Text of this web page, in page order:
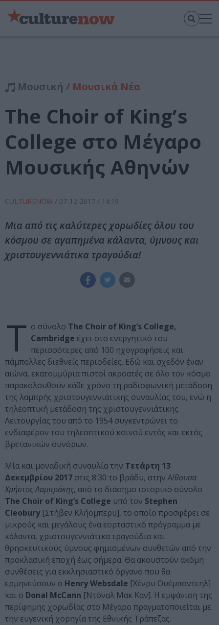
Μουσική / Μουσικά Νέα
The Choir of King’s
College στο Μέγαρο
Μουσικής Αθηνών
CULTURENOW / 07-12-2017 / 14:19
Μια από τις καλύτερες χορωδίες όλου του
κόσμου σε αγαπημένα κάλαντα, ύμνους και
χριστουγεννιάτικα τραγούδια!
Τ ο σύνολο Τhe Choir of King’s College,
Cambridge έχει στο ενεργητικό του
περισσότερες από 100 ηχογραφήσεις και
πάμπολλες διεθνείς περιοδείες. Εδώ και σχεδόν έναν
αιώνα, εκατομμύρια πιστοί ακροατές σε όλο τον κόσμο
παρακολουθούν κάθε χρόνο τη ραδιοφωνική μετάδοση
της λαμπρής χριστουγεννιάτικης συναυλίας του, ενώ η
τηλεοπτική μετάδοση της χριστουγεννιάτικης
Λειτουργίας του από το 1954 συγκεντρώνει το
ενδιαφέρον του τηλεοπτικού κοινού εντός και εκτός
βρετανικών συνόρων.
Μία και μοναδική συναυλία την Τετάρτη 13
Δεκεμβρίου 2017 στις 8:30 το βράδυ, στηνΑίθουσα
Χρήστος Λαμπράκης, από το διάσημο ιστορικό σύνολο
Τhe Choir of King’s College υπό τον Stephen
Cleobury [Στήβεν Κλήομπερυ], το οποίο προσφέρει σε
μικρούς και μεγάλους ένα εορταστικό πρόγραμμα με
κάλαντα, χριστουγεννιάτικα τραγούδια και
θρησκευτικούς ύμνους φημισμένων συνθετών από την
προκλασική εποχή έως σήμερα. Θα ακουστούν ακόμη
συνθέσεις για εκκλησιαστικό όργανο που θα
ερμηνεύσουν ο Henry Websdale [Χένρυ Ουέμπσντεηλ]
και ο Donal McCann [Ντόναλ Μακ Καν]. Η εμφάνιση της
περίφημης χορωδίας στο Μέγαρο πραγματοποιείται με
την ευγενική χορηγία της Εθνικής Τράπεζας.